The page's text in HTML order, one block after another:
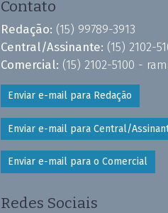
Contato
Redação: (15) 99789-3913
Central/Assinante: (15) 2102-
Comercial: (15) 2102-5100 -
Enviar e-mail para Redação
Enviar e-mail para Central/
Enviar e-mail para o Comercial
Redes Sociais